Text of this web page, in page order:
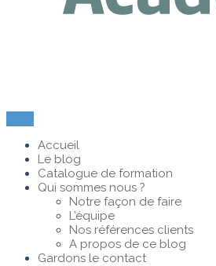
Accueil
Le blog
Catalogue de formation
Qui sommes nous ?
Notre façon de faire
L’équipe
Nos références clients
A propos de ce blog
Gardons le contact